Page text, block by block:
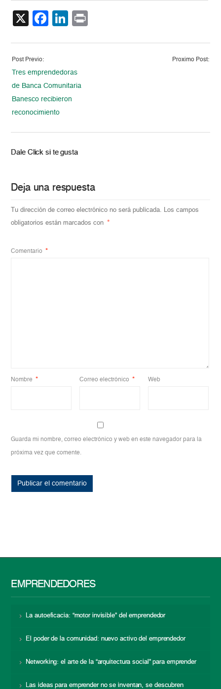
X Facebook
LinkedIn
Post Previo:
Tres emprendedoras
de Banca Comunitaria
Banesco recibieron
reconocimiento
Proximo Post:
Dale Click si te gusta
Deja una respuesta
Tu dirección de correo electrónico no será publicada. Los campos
obligatorios están marcados con *
Comentario *
Nombre * Correo electrónico * Web
Guarda mi nombre, correo electrónico y web en este navegador para la
próxima vez que comente.
EMPRENDEDORES
La autoeficacia: “motor invisible” del emprendedor
El poder de la comunidad: nuevo activo del emprendedor
Networking: el arte de la “arquitectura social” para emprender
Las ideas para emprender no se inventan, se descubren